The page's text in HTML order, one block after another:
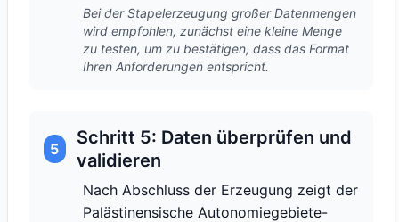
Bei der Stapelerzeugung großer Datenmengen
wird empfohlen, zunächst eine kleine Menge
zu testen, um zu bestätigen, dass das Format
Ihren Anforderungen entspricht.
5
Schritt 5: Daten überprüfen und
validieren
Nach Abschluss der Erzeugung zeigt der
Palästinensische Autonomiegebiete-